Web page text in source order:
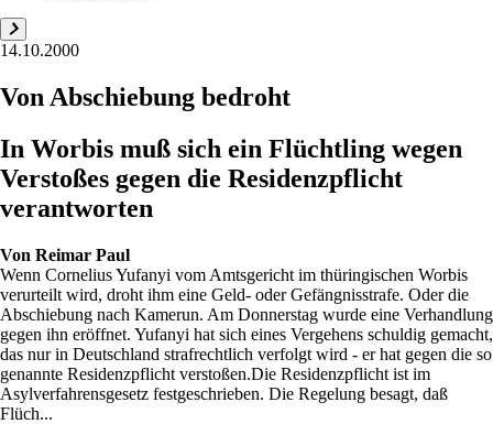
14.10.2000
Von Abschiebung bedroht
In Worbis muß sich ein Flüchtling wegen
Verstoßes gegen die Residenzpflicht
verantworten
Von Reimar Paul
Wenn Cornelius Yufanyi vom Amtsgericht im thüringischen Worbis
verurteilt wird, droht ihm eine Geld- oder Gefängnisstrafe. Oder die
Abschiebung nach Kamerun. Am Donnerstag wurde eine Verhandlung
gegen ihn eröffnet. Yufanyi hat sich eines Vergehens schuldig gemacht,
das nur in Deutschland strafrechtlich verfolgt wird - er hat gegen die so
genannte Residenzpflicht verstoßen.Die Residenzpflicht ist im
Asylverfahrensgesetz festgeschrieben. Die Regelung besagt, daß
Flüch...